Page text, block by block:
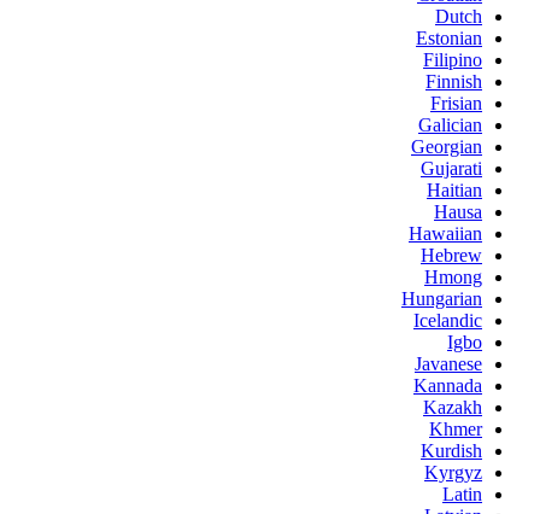
Dutch
Estonian
Filipino
Finnish
Frisian
Galician
Georgian
Gujarati
Haitian
Hausa
Hawaiian
Hebrew
Hmong
Hungarian
Icelandic
Igbo
Javanese
Kannada
Kazakh
Khmer
Kurdish
Kyrgyz
Latin